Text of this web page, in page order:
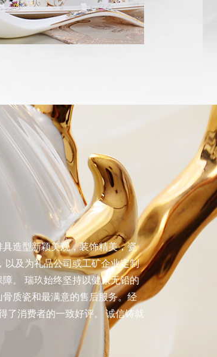
造型新颖美观，装饰精美，瓷
以及为礼品公司或工矿企业定制
。 瑞玖始终坚持以健康无铅的
质瓷和最满意的售后服务。经
了消费者的一致好评。 诚信铸就